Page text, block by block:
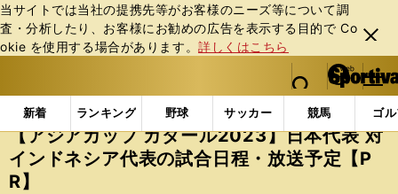
当サイトでは当社の提携先等がお客様のニーズ等について調
査・分析したり、お客様にお勧めの広告を表⽰する⽬的で Co
okie を使⽤する場合があります。詳しくはこちら
閉じ
る
web Sportiva (webスポルティーバ)
検索
マイペ
ー
ジ
メニュ
新着 ランキング 野球 サッカー 競馬 ゴ
b
ス
ポ
ル
テ
インフォメーション ニュース 【アジアカップ カタ
【アジアカップ カタール2023】日本代表 対
インドネシア代表の試合日程・放送予定【P
R】